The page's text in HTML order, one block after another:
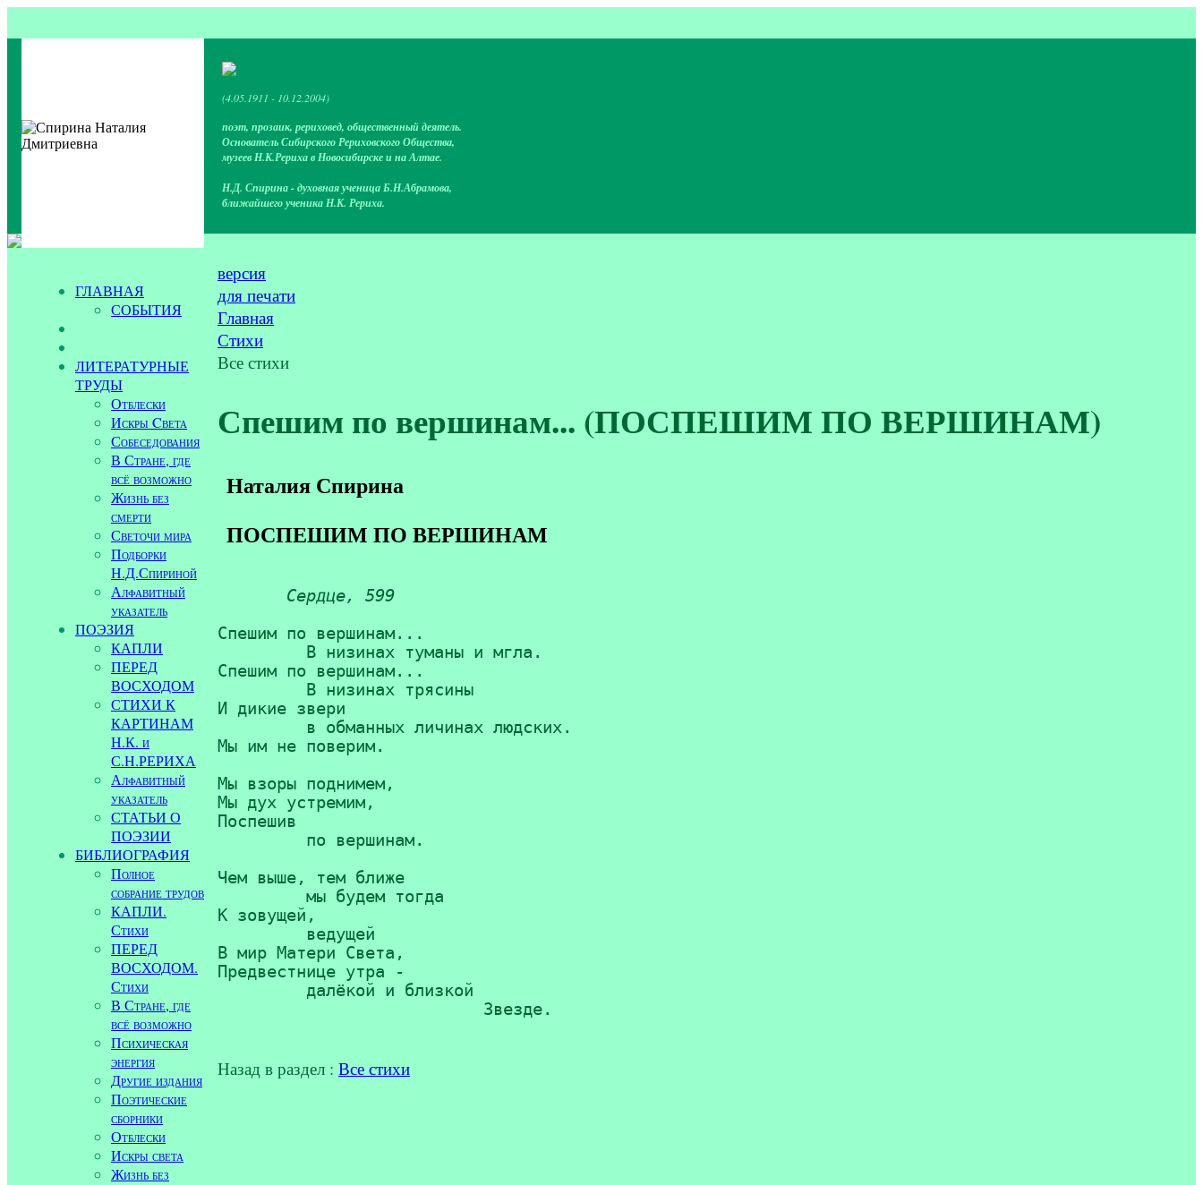
(4.05.1911 - 10.12.2004)
поэт, прозаик, рериховед, общественный деятель.
Основатель Сибирского Рериховского Общества,
музеев Н.К.Рериха в Новосибирске и на Алтае.
Н.Д. Спирина - духовная ученица Б.Н.Абрамова,
ближайшего ученика Н.К. Рериха.
ГЛАВНАЯ
СОБЫТИЯ
ЛИТЕРАТУРНЫЕ
ТРУДЫ
Отблески
Искры Cвета
Собеседования
В Стране, где
всё возможно
Жизнь без
смерти
Светочи мира
Подборки
Н.Д.Спириной
Алфавитный
указатель
ПОЭЗИЯ
КАПЛИ
ПЕРЕД
ВОСХОДОМ
СТИХИ К
КАРТИНАМ
Н.К. и
С.Н.РЕРИХА
Алфавитный
указатель
СТАТЬИ О
ПОЭЗИИ
БИБЛИОГРАФИЯ
Полное
собрание трудов
КАПЛИ.
Стихи
ПЕРЕД
ВОСХОДОМ.
Стихи
В Стране, где
всё возможно
Психическая
энергия
Другие издания
Поэтические
сборники
Отблески
Искры света
Жизнь без
версия
для печати
Главная
Стихи
Все стихи
Спешим по вершинам... (ПОСПЕШИМ ПО ВЕРШИНАМ)
Наталия Спирина
ПОСПЕШИМ ПО ВЕРШИНАМ
Сердце, 599
Спешим по вершинам...
         В низинах туманы и мгла.
Спешим по вершинам...
         В низинах трясины
И дикие звери
         в обманных личинах людских.
Мы им не поверим.
Мы взоры поднимем,
Мы дух устремим,
Поспешив
         по вершинам.
Чем выше, тем ближе
         мы будем тогда
К зовущей,
         ведущей
В мир Матери Света,
Предвестнице утра -
         далёкой и близкой
Назад в раздел : Все стихи